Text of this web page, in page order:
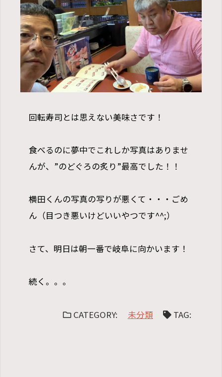
回転寿司とは思えない美味さです！
食べるのに夢中でこれしか写真はありませ
んが、”のどぐろの炙り”最高でした！！
横田くんの写真の写りが悪くて・・・ごめ
ん（目つき悪いけどいいやつです^^;）
さて、明日は朝一番で岐阜に向かいます！
続く。。。
CATEGORY: 未分類 TAG: